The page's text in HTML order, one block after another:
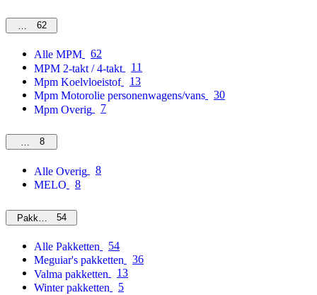
MPM62
Alle MPM
62
MPM 2-takt / 4-takt
11
Mpm Koelvloeistof
13
Mpm Motorolie personenwagens/vans
30
Mpm Overig
7
Overig
8
Alle Overig
8
MELO
8
Pakketten54
Alle Pakketten
54
Meguiar's pakketten
36
Valma pakketten
13
Winter pakketten
5